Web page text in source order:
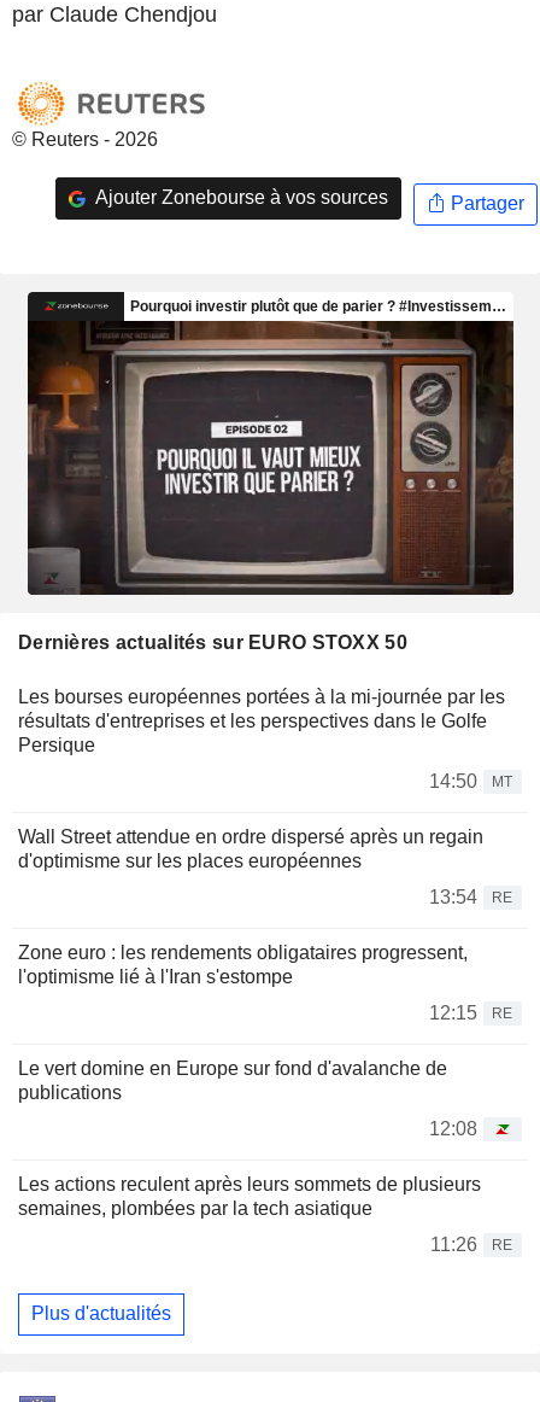
par Claude Chendjou
© Reuters - 2026
Ajouter Zonebourse à vos sources Partager
Dernières actualités sur EURO STOXX 50
Les bourses européennes portées à la mi-journée par les
résultats d'entreprises et les perspectives dans le Golfe
Persique
14:50
MT
Wall Street attendue en ordre dispersé après un regain
d'optimisme sur les places européennes
13:54
RE
Zone euro : les rendements obligataires progressent,
l'optimisme lié à l'Iran s'estompe
12:15
RE
Le vert domine en Europe sur fond d'avalanche de
publications
12:08
Les actions reculent après leurs sommets de plusieurs
semaines, plombées par la tech asiatique
11:26
RE
Plus d'actualités